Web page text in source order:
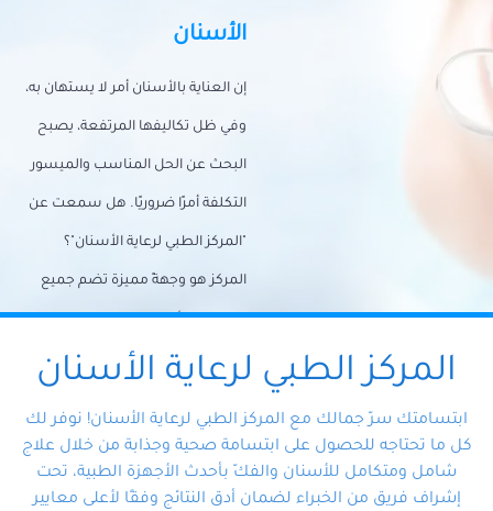
الأسنان
إن العناية بالأسنان أمر لا يستهان به،
وفي ظل تكاليفها المرتفعة، يصبح
البحث عن الحل المناسب والميسور
التكلفة أمرًا ضروريًا. هل سمعت عن
"المركز الطبي لرعاية الأسنان"؟
المركز هو وجهةً مميزة تضم جميع
احتياجات الأسنان تحت سقف واحد،
وتضمن لك حلاً شاملًا لجميع
المتخصص ذوي الخبرة، ستجد نفسك
في أيد أمينة تلبي احتياجاتك بكل
المركز الطبي لرعاية الأسنان
ابتسامتك سرّ جمالك مع المركز الطبي لرعاية الأسنان! نوفر لك
كل ما تحتاجه للحصول على ابتسامة صحية وجذابة من خلال علاج
شامل ومتكامل للأسنان والفكّ بأحدث الأجهزة الطبية، تحت
إشراف فريق من الخبراء لضمان أدق النتائج وفقًا لأعلى معايير